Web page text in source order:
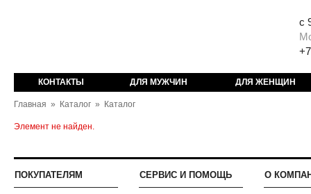
с
КОНТАКТЫ ДЛЯ МУЖЧИН ДЛЯ ЖЕНЩИН
Главная » Каталог » Каталог
Элемент не найден.
ПОКУПАТЕЛЯМ СЕРВИС И ПОМОЩЬ О